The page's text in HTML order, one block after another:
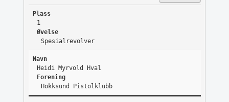
Plass
1
Øvelse
Spesialrevolver
Navn
Heidi Myrvold Hval
Forening
Hokksund Pistolklubb